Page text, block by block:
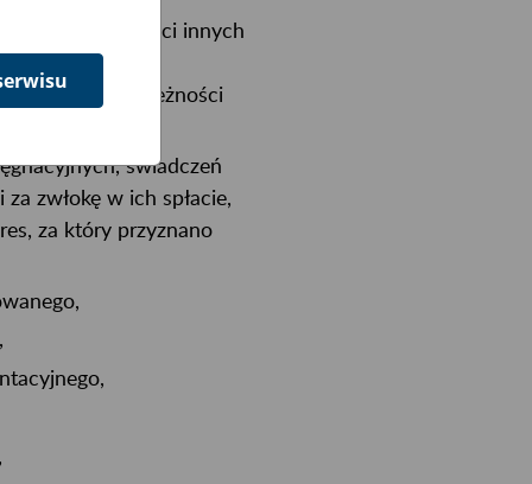
należności innych
z funduszu
oraz należności
świadczeń
zwłokę w ich spłacie,
za który przyznano